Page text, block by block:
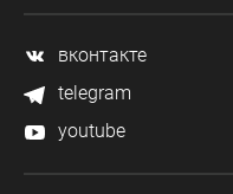
вконтакте
telegram
youtube